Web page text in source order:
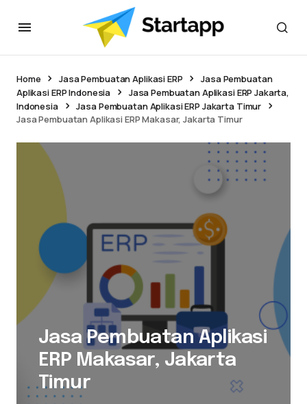
Home Jasa Pembuatan Aplikasi ERP
Jasa Pembuatan
Aplikasi ERP Indonesia
Jasa Pembuatan Aplikasi ERP Jakarta,
Indonesia
Jasa Pembuatan Aplikasi ERP Jakarta Timur
Jasa Pembuatan Aplikasi ERP Makasar, Jakarta Timur
Jasa Pembuatan Aplikasi
ERP Makasar, Jakarta
Timur